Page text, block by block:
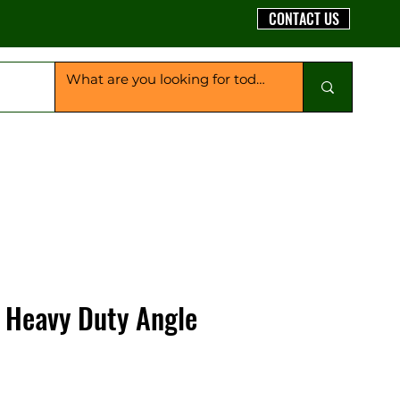
CONTACT US
Duty Angle